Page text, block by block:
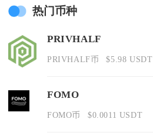
热门币种
PRIVHALF
PRIVHALF币 $5.98 USDT
FOMO
FOMO币 $0.0011 USDT